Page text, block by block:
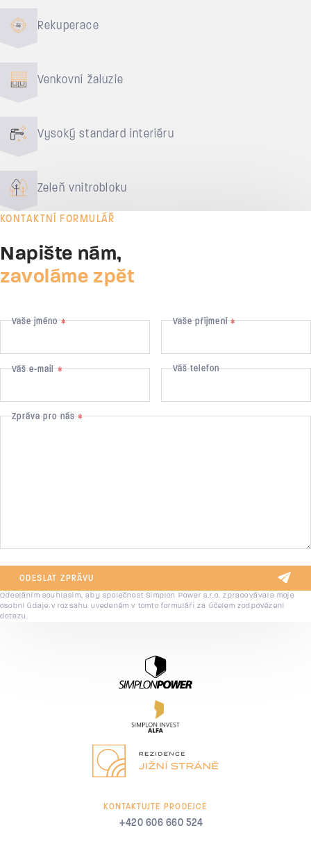
Rekuperace
Venkovní žaluzie
Vysoký standard interiéru
Zeleň vnitrobloku
KONTAKTNÍ FORMULÁŘ
Napište nám,
zavoláme zpět
Vaše jméno* Vaše příjmení*
Váš e-mail* Váš telefon
Zpráva pro nás*
ODESLAT ZPRÁVU
Odesláním souhlasím, aby společnost Simplon Power s.r.o. zpracovávala moje
osobní údaje v rozsahu uvedeném v tomto formuláři za účelem zodpovězení
dotazu.
KONTAKTUJTE PRODEJCE
+420 606 660 524